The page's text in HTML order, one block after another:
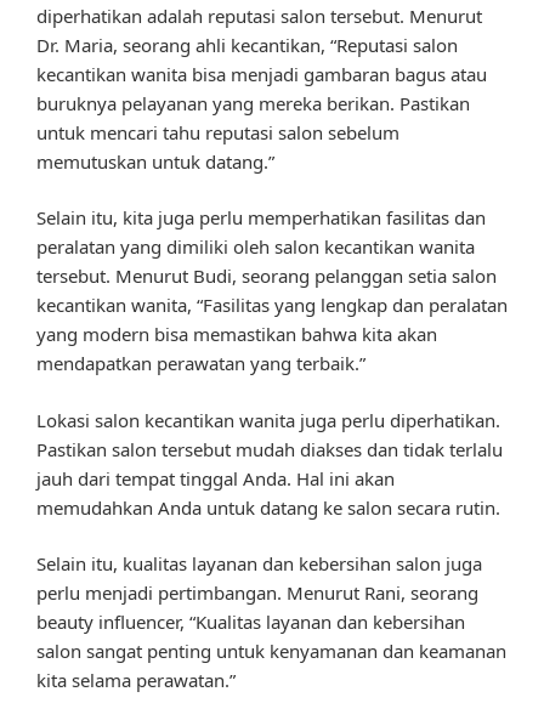
diperhatikan adalah reputasi salon tersebut. Menurut
Dr. Maria, seorang ahli kecantikan, “Reputasi salon
kecantikan wanita bisa menjadi gambaran bagus atau
buruknya pelayanan yang mereka berikan. Pastikan
untuk mencari tahu reputasi salon sebelum
memutuskan untuk datang.”
Selain itu, kita juga perlu memperhatikan fasilitas dan
peralatan yang dimiliki oleh salon kecantikan wanita
tersebut. Menurut Budi, seorang pelanggan setia salon
kecantikan wanita, “Fasilitas yang lengkap dan peralatan
yang modern bisa memastikan bahwa kita akan
mendapatkan perawatan yang terbaik.”
Lokasi salon kecantikan wanita juga perlu diperhatikan.
Pastikan salon tersebut mudah diakses dan tidak terlalu
jauh dari tempat tinggal Anda. Hal ini akan
memudahkan Anda untuk datang ke salon secara rutin.
Selain itu, kualitas layanan dan kebersihan salon juga
perlu menjadi pertimbangan. Menurut Rani, seorang
beauty influencer, “Kualitas layanan dan kebersihan
salon sangat penting untuk kenyamanan dan keamanan
kita selama perawatan.”